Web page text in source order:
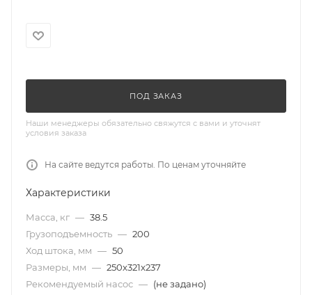
ПОД ЗАКАЗ
Наши менеджеры обязательно свяжутся с вами и уточнят
условия заказа
На сайте ведутся работы. По ценам уточняйте
Характеристики
Масса, кг — 38.5
Грузоподъемность — 200
Ход штока, мм — 50
Размеры, мм — 250x321x237
Рекомендуемый насос — (не задано)